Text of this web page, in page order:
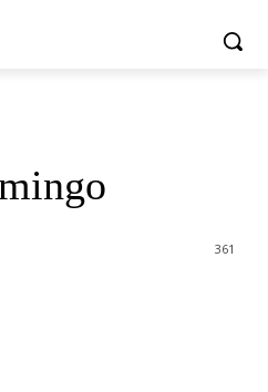
361